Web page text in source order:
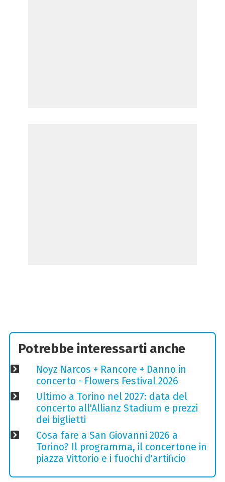
Potrebbe interessarti anche
Noyz Narcos + Rancore + Danno in
concerto - Flowers Festival 2026
Ultimo a Torino nel 2027: data del
concerto all'Allianz Stadium e prezzi
dei biglietti
Cosa fare a San Giovanni 2026 a
Torino? Il programma, il concertone in
piazza Vittorio e i fuochi d'artificio